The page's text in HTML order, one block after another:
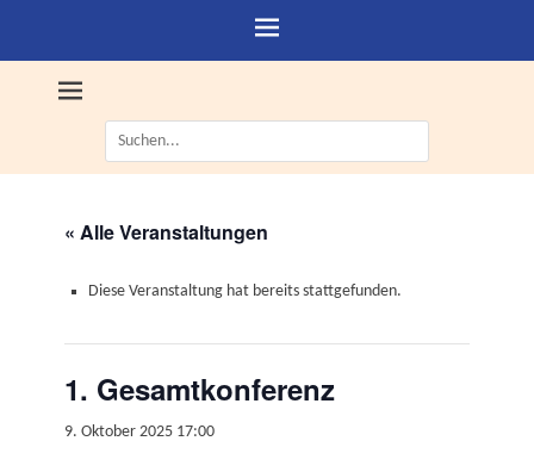
Suche
nach:
« Alle Veranstaltungen
Diese Veranstaltung hat bereits stattgefunden.
1. Gesamtkonferenz
9. Oktober 2025 17:00